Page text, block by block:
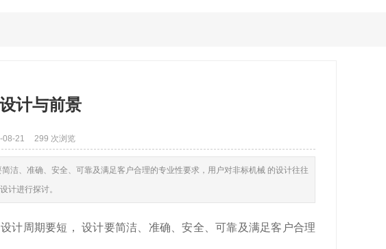
计与前景
08-21 299 次浏览
洁、准确、安全、可靠及满足客户合理的专业性要求，用户对非标机械 的设计往往
计进行探讨。
周期要短， 设计要简洁、准确、安全、可靠及满足客户合理